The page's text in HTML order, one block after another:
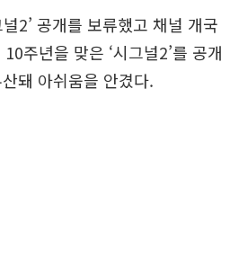
2’ 공개를 보류했고 채널 개국
주년을 맞은 ‘시그널2’를 공개
돼 아쉬움을 안겼다.